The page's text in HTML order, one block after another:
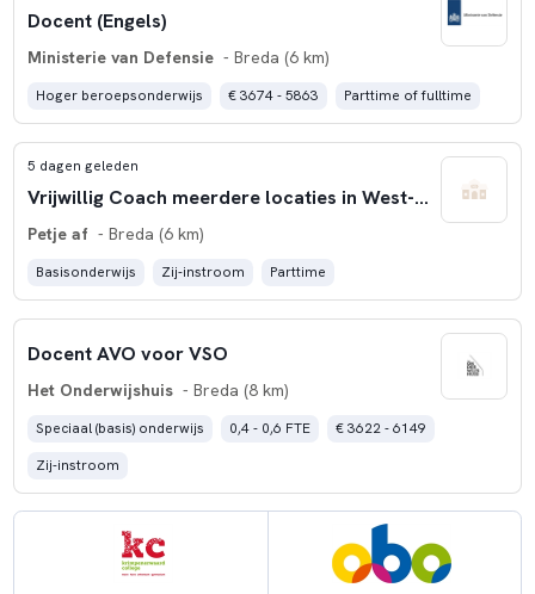
Docent (Engels)
Ministerie van Defensie - Breda (6 km)
Hoger beroepsonderwijs € 3674 - 5863 Parttime of fulltime
5 dagen geleden
Vrijwillig Coach meerdere locaties in West-Brabant
Petje af - Breda (6 km)
Basisonderwijs Zij-instroom Parttime
Docent AVO voor VSO
Het Onderwijshuis - Breda (8 km)
Speciaal (basis) onderwijs 0,4 - 0,6 FTE
€ 3622 - 6149
Zij-instroom